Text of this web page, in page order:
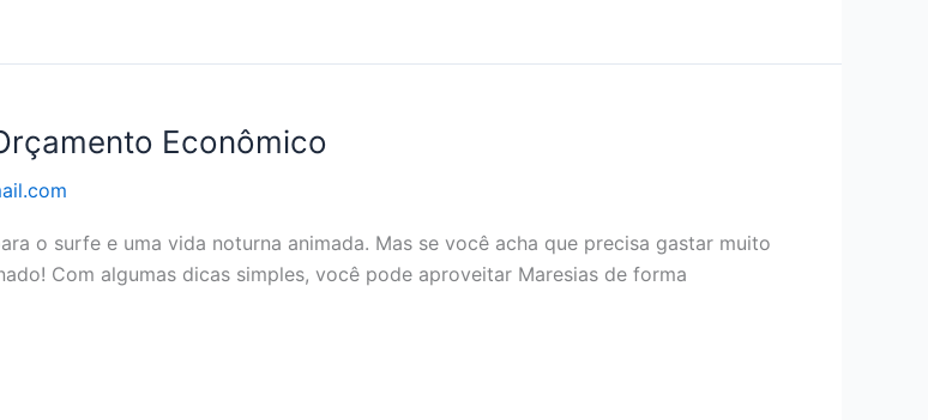
Econômico
o surfe e uma vida noturna animada. Mas se você acha que precisa gastar muito
Com algumas dicas simples, você pode aproveitar Maresias de forma